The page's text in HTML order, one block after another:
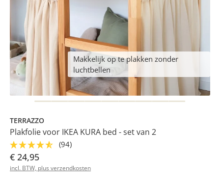
Makkelijk op te plakken zonder
luchtbellen
TERRAZZO
Plakfolie voor IKEA KURA bed - set van 2
(94)
€ 24,95
incl. BTW, plus verzendkosten